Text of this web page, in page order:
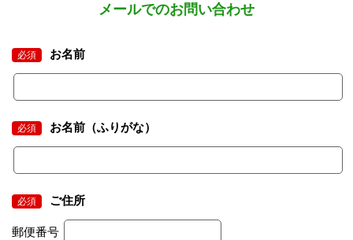
メールでのお問い合わせ
必須 お名前
必須 お名前（ふりがな）
必須 ご住所
郵便番号